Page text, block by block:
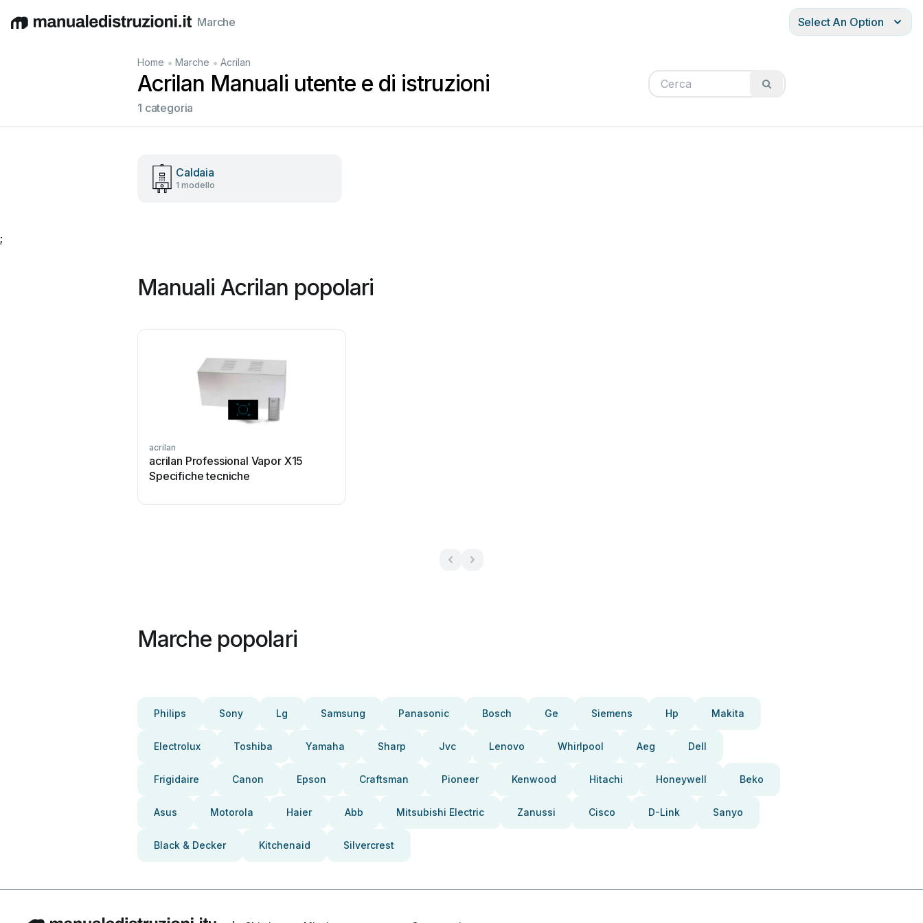
EnglishDeutschEspañol Italiano Français
Marche Select An Option
Home • Marche • Acrilan
Acrilan Manuali utente e di istruzioni
1 categoria
Caldaia
1 modello
;
Manuali Acrilan popolari
acrilan
acrilan Professional Vapor X15
Specifiche tecniche
Marche popolari
Philips Sony Lg Samsung Panasonic Bosch Ge Siemens Hp Makita
Electrolux Toshiba Yamaha Sharp Jvc Lenovo Whirlpool Aeg Dell
Frigidaire Canon Epson Craftsman Pioneer Kenwood Hitachi Honeywell Beko
Asus Motorola Haier Abb Mitsubishi Electric Zanussi Cisco D-Link Sanyo
Black & Decker Kitchenaid Silvercrest